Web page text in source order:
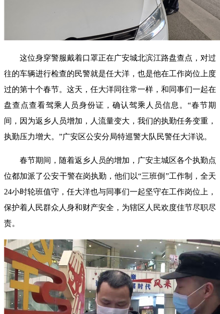
这位身穿警服戴着口罩正在广安城北滨江路盘查点，对过
往的车辆进行检查的民警就是任大洋，也是他在工作岗位上度
过的第十个春节。这天，任大洋同往常一样，和同事们一起在
盘查点查看驾乘人员身份证，确认驾乘人员信息。“春节期
间，因为返乡人员增加，人流量变大，我们的执勤任务变重，
执勤压力增大。”广安区公安分局特巡警大队民警任大洋说。
春节期间，随着返乡人员的增加，广安主城区各个执勤点
位都加派了公安干警在岗执勤，他们以“三班倒”工作制，全天
24小时轮班值守，任大洋也与同事们一起坚守在工作岗位上，
保护着人民群众人身和财产安全，为辖区人民欢度佳节尽职尽
责。